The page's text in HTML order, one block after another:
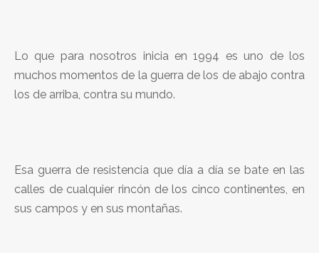
Lo que para nosotros inicia en 1994 es uno de los
muchos momentos de la guerra de los de abajo contra
los de arriba, contra su mundo.
Esa guerra de resistencia que día a día se bate en las
calles de cualquier rincón de los cinco continentes, en
sus campos y en sus montañas.